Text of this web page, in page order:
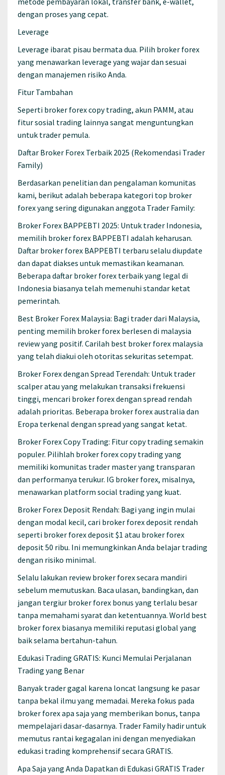
dengan proses yang cepat.
Leverage
Leverage ibarat pisau bermata dua. Pilih broker forex
yang menawarkan leverage yang wajar dan sesuai
dengan manajemen risiko Anda.
Fitur Tambahan
Seperti broker forex copy trading, akun PAMM, atau
fitur sosial trading lainnya sangat menguntungkan
untuk trader pemula.
Daftar Broker Forex Terbaik 2025 (Rekomendasi Trader
Family)
Berdasarkan penelitian dan pengalaman komunitas
kami, berikut adalah beberapa kategori top broker
forex yang sering digunakan anggota Trader Family:
Broker Forex BAPPEBTI 2025: Untuk trader Indonesia,
memilih broker forex BAPPEBTI adalah keharusan.
Daftar broker forex BAPPEBTI terbaru selalu diupdate
dan dapat diakses untuk memastikan keamanan.
Beberapa daftar broker forex terbaik yang legal di
Indonesia biasanya telah memenuhi standar ketat
pemerintah.
Best Broker Forex Malaysia: Bagi trader dari Malaysia,
penting memilih broker forex berlesen di malaysia
review yang positif. Carilah best broker forex malaysia
yang telah diakui oleh otoritas sekuritas setempat.
Broker Forex dengan Spread Terendah: Untuk trader
scalper atau yang melakukan transaksi frekuensi
tinggi, mencari broker forex dengan spread rendah
adalah prioritas. Beberapa broker forex australia dan
Eropa terkenal dengan spread yang sangat ketat.
Broker Forex Copy Trading: Fitur copy trading semakin
populer. Pilihlah broker forex copy trading yang
memiliki komunitas trader master yang transparan
dan performanya terukur. IG broker forex, misalnya,
menawarkan platform social trading yang kuat.
Broker Forex Deposit Rendah: Bagi yang ingin mulai
dengan modal kecil, cari broker forex deposit rendah
seperti broker forex deposit $1 atau broker forex
deposit 50 ribu. Ini memungkinkan Anda belajar trading
dengan risiko minimal.
Selalu lakukan review broker forex secara mandiri
sebelum memutuskan. Baca ulasan, bandingkan, dan
jangan tergiur broker forex bonus yang terlalu besar
tanpa memahami syarat dan ketentuannya. World best
broker forex biasanya memiliki reputasi global yang
baik selama bertahun-tahun.
Edukasi Trading GRATIS: Kunci Memulai Perjalanan
Trading yang Benar
Banyak trader gagal karena loncat langsung ke pasar
tanpa bekal ilmu yang memadai. Mereka fokus pada
broker forex apa saja yang memberikan bonus, tanpa
mempelajari dasar-dasarnya. Trader Family hadir untuk
memutus rantai kegagalan ini dengan menyediakan
edukasi trading komprehensif secara GRATIS.
Apa Saja yang Anda Dapatkan di Edukasi GRATIS Trader